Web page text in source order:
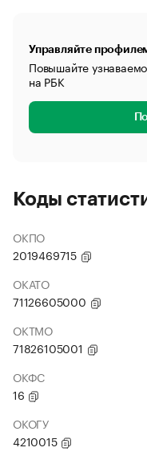
Управляйте
Повышайте
на РБК
Коды
ОКПО
2019469715
ОКАТО
71126605000
ОКТМО
71826105001
ОКФС
16
ОКОГУ
4210015